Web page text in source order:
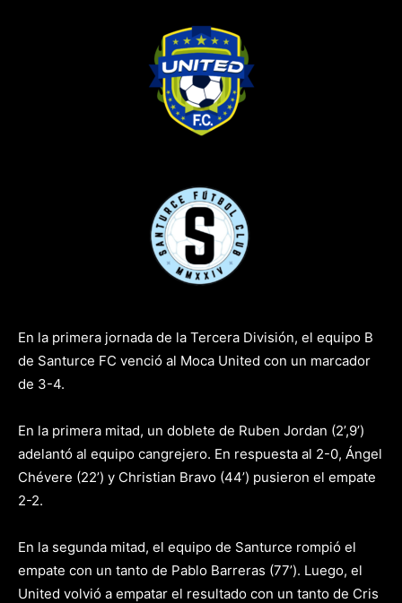
En la primera jornada de la Tercera División, el equipo B
de Santurce FC venció al Moca United con un marcador
de 3-4.
En la primera mitad, un doblete de Ruben Jordan (2’,9’)
adelantó al equipo cangrejero. En respuesta al 2-0, Ángel
Chévere (22’) y Christian Bravo (44’) pusieron el empate
2-2.
En la segunda mitad, el equipo de Santurce rompió el
empate con un tanto de Pablo Barreras (77’). Luego, el
United volvió a empatar el resultado con un tanto de Cris